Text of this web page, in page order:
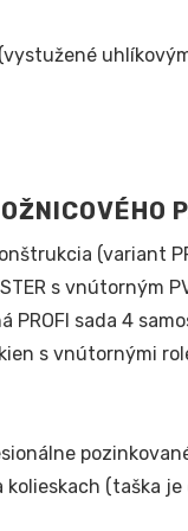
(variant
s vnútorným
PROFI sada 4
s vnútornými
(taška